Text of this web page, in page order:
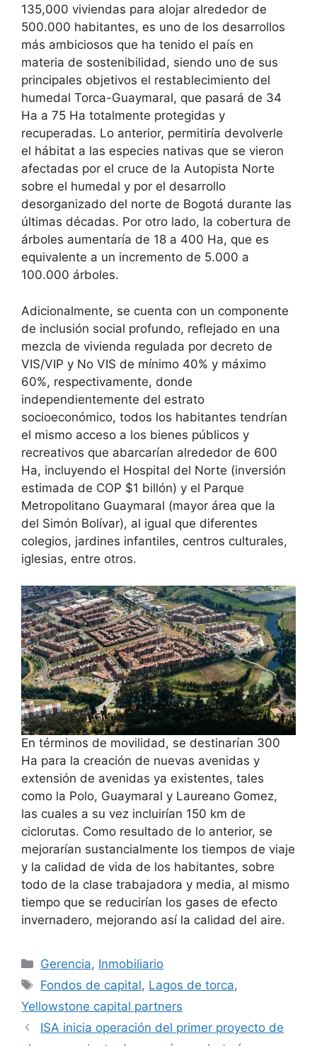
135,000 viviendas para alojar alrededor de
500.000 habitantes, es uno de los desarrollos
más ambiciosos que ha tenido el país en
materia de sostenibilidad, siendo uno de sus
principales objetivos el restablecimiento del
humedal Torca-Guaymaral, que pasará de 34
Ha a 75 Ha totalmente protegidas y
recuperadas. Lo anterior, permitiría devolverle
el hábitat a las especies nativas que se vieron
afectadas por el cruce de la Autopista Norte
sobre el humedal y por el desarrollo
desorganizado del norte de Bogotá durante las
últimas décadas. Por otro lado, la cobertura de
árboles aumentaría de 18 a 400 Ha, que es
equivalente a un incremento de 5.000 a
100.000 árboles.
Adicionalmente, se cuenta con un componente
de inclusión social profundo, reflejado en una
mezcla de vivienda regulada por decreto de
VIS/VIP y No VIS de mínimo 40% y máximo
60%, respectivamente, donde
independientemente del estrato
socioeconómico, todos los habitantes tendrían
el mismo acceso a los bienes públicos y
recreativos que abarcarían alrededor de 600
Ha, incluyendo el Hospital del Norte (inversión
estimada de COP $1 billón) y el Parque
Metropolitano Guaymaral (mayor área que la
del Simón Bolívar), al igual que diferentes
colegios, jardines infantiles, centros culturales,
iglesias, entre otros.
En términos de movilidad, se destinarían 300
Ha para la creación de nuevas avenidas y
extensión de avenidas ya existentes, tales
como la Polo, Guaymaral y Laureano Gomez,
las cuales a su vez incluirían 150 km de
ciclorutas. Como resultado de lo anterior, se
mejorarían sustancialmente los tiempos de viaje
y la calidad de vida de los habitantes, sobre
todo de la clase trabajadora y media, al mismo
tiempo que se reducirían los gases de efecto
invernadero, mejorando así la calidad del aire.
Categorías
Gerencia, Inmobiliario
Etiquetas
Fondos de capital, Lagos de torca,
Yellowstone capital partners
ISA inicia operación del primer proyecto de